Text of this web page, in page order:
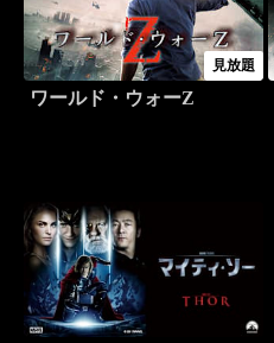
見放題
ワールド・ウォーZ